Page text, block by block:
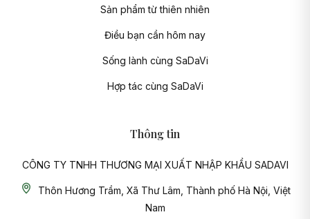
Sản phẩm từ thiên nhiên
Điều bạn cần hôm nay
Sống lành cùng SaDaVi
Hợp tác cùng SaDaVi
Thông tin
CÔNG TY TNHH THƯƠNG MẠI XUẤT NHẬP KHẨU SADAVI
Thôn Hương Trầm, Xã Thư Lâm, Thành phố Hà Nội, Việt
Nam